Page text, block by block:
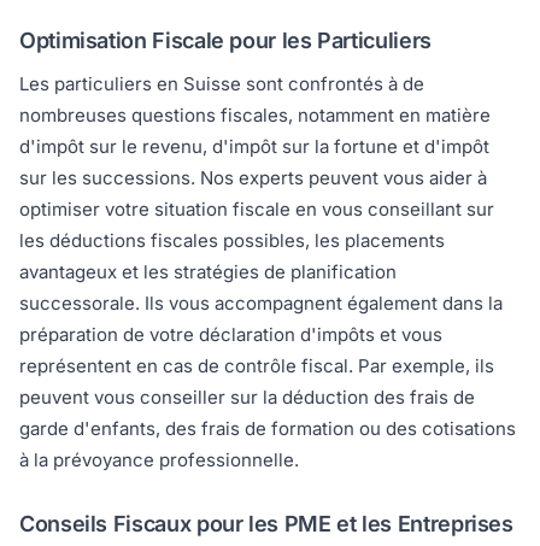
Optimisation Fiscale pour les Particuliers
Les particuliers en Suisse sont confrontés à de
nombreuses questions fiscales, notamment en matière
d'impôt sur le revenu, d'impôt sur la fortune et d'impôt
sur les successions. Nos experts peuvent vous aider à
optimiser votre situation fiscale en vous conseillant sur
les déductions fiscales possibles, les placements
avantageux et les stratégies de planification
successorale. Ils vous accompagnent également dans la
préparation de votre déclaration d'impôts et vous
représentent en cas de contrôle fiscal. Par exemple, ils
peuvent vous conseiller sur la déduction des frais de
garde d'enfants, des frais de formation ou des cotisations
à la prévoyance professionnelle.
Conseils Fiscaux pour les PME et les Entreprises